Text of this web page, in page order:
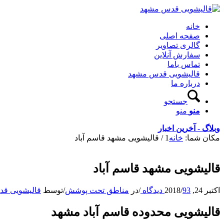
خانه
صفحه اصلی
گالری تصاویر
سفارش آنلاین
تماس باما
قالیشویی قدس مشهد
درباره ما
جستجو
منو منو
وبلاگ - آخرین اخبار
مکان شما: خانه 1
/ قالیشویی مشهد قاسم آباد
قالیشویی مشهد قاسم آباد
اکتبر 24, 2018 /93 دیدگاه /در مناطق تحت پوشش/توسط قالیشویی
قالیشویی محدوده قاسم آباد مشهد